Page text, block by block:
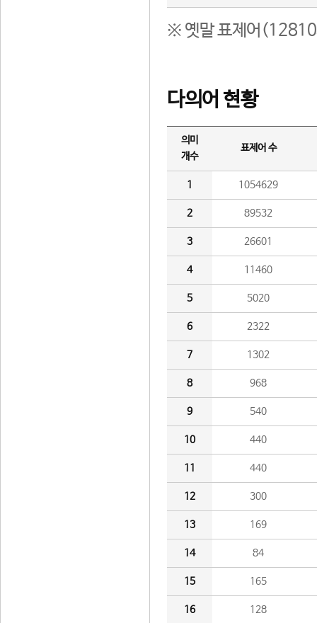
※ 옛말 표제어(12810
다의어 현황
의미
개수
표제어 수
1 1054629
2 89532
3 26601
4 11460
5 5020
6 2322
7 1302
8 968
9 540
10 440
11 440
12 300
13 169
14 84
15 165
16 128